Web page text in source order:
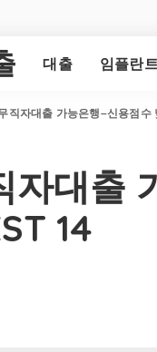
대출 임플란
직자대출 가능은행–신용점수
자대출
14